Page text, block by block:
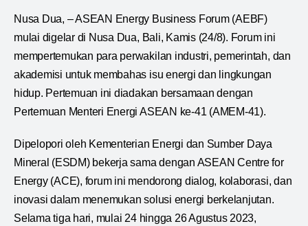
Nusa Dua, – ASEAN Energy Business Forum (AEBF)
mulai digelar di Nusa Dua, Bali, Kamis (24/8). Forum ini
mempertemukan para perwakilan industri, pemerintah, dan
akademisi untuk membahas isu energi dan lingkungan
hidup. Pertemuan ini diadakan bersamaan dengan
Pertemuan Menteri Energi ASEAN ke-41 (AMEM-41).
Dipelopori oleh Kementerian Energi dan Sumber Daya
Mineral (ESDM) bekerja sama dengan ASEAN Centre for
Energy (ACE), forum ini mendorong dialog, kolaborasi, dan
inovasi dalam menemukan solusi energi berkelanjutan.
Selama tiga hari, mulai 24 hingga 26 Agustus 2023,